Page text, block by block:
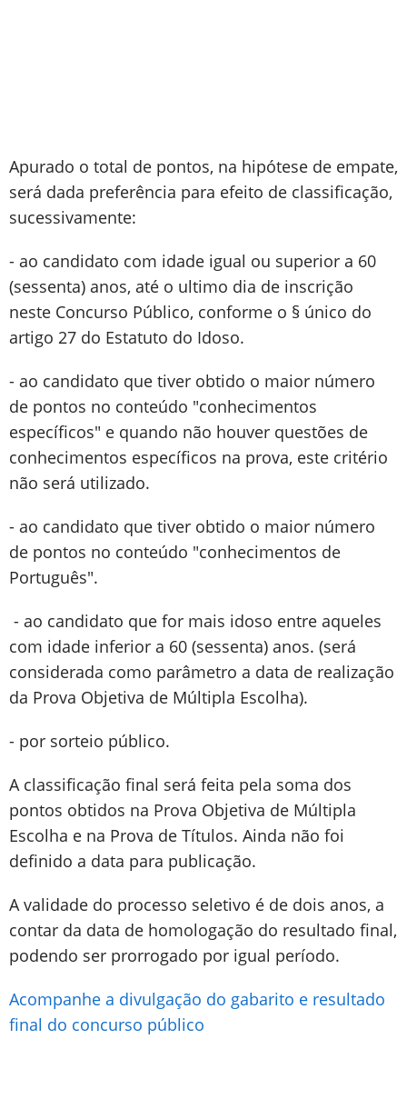
Apurado o total de pontos, na hipótese de empate,
será dada preferência para efeito de classificação,
sucessivamente:
- ao candidato com idade igual ou superior a 60
(sessenta) anos, até o ultimo dia de inscrição
neste Concurso Público, conforme o § único do
artigo 27 do Estatuto do Idoso.
- ao candidato que tiver obtido o maior número
de pontos no conteúdo "conhecimentos
específicos" e quando não houver questões de
conhecimentos específicos na prova, este critério
não será utilizado.
- ao candidato que tiver obtido o maior número
de pontos no conteúdo "conhecimentos de
Português".
- ao candidato que for mais idoso entre aqueles
com idade inferior a 60 (sessenta) anos. (será
considerada como parâmetro a data de realização
da Prova Objetiva de Múltipla Escolha).
- por sorteio público.
A classificação final será feita pela soma dos
pontos obtidos na Prova Objetiva de Múltipla
Escolha e na Prova de Títulos. Ainda não foi
definido a data para publicação.
A validade do processo seletivo é de dois anos, a
contar da data de homologação do resultado final,
podendo ser prorrogado por igual período.
Acompanhe a divulgação do gabarito e resultado
final do concurso público